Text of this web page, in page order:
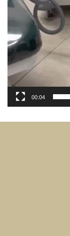
00:04